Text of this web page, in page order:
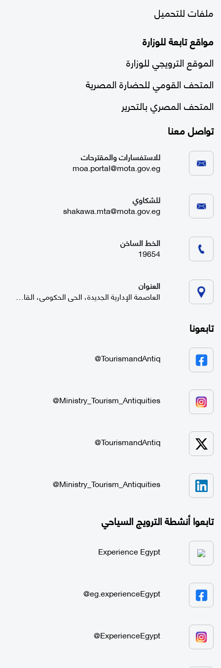
ملفات للتحميل
مواقع تابعة للوزارة
الموقع الترويجي للوزارة
المتحف القومي للحضارة المصرية
المتحف المصري بالتحرير
تواصل معنا
للاستفسارات والمقترحات
moa.portal@mota.gov.eg
للشكاوي
shakawa.mta@mota.gov.eg
الخط الساخن
19654
العنوان
العاصمة الإدارية الجديدة، الحي الحكومي، القاهرة
تابعونا
TourismandAntiq@
Ministry_Tourism_Antiquities@
TourismandAntiq@
Ministry_Tourism_Antiquities@
تابعوا أنشطة الترويج السياحي
Experience Egypt
eg.experienceEgypt@
ExperienceEgypt@